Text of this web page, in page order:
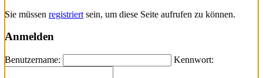
Sie müssen registriert sein, um diese Seite aufrufen zu können.
Anmelden
Benutzername: Kennwort: